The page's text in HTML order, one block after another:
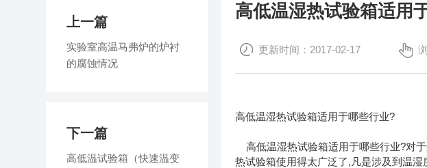
高低温湿热试验箱适用
更新时间：2017-02-17
高低温湿热试验箱适用于哪些行业?
高低温湿热试验箱适用于哪些行业?对
热试验箱使用得太广泛了,凡是涉及到温湿
上一篇
实验室高温马弗炉的炉衬
的腐蚀情况
下一篇
高低温试验箱（快速温变